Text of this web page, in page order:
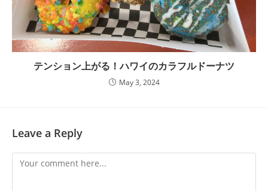
テンション上がる！ハワイのカラフルドーナツ
May 3, 2024
Leave a Reply